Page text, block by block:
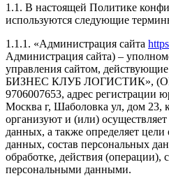
1.1. В настоящей Политике
используются следующие
1.1.1. «Администрация сайта
Администрация сайта) –
управления сайтом,
БИЗНЕС КЛУБ ЛОГИСТИК»,
9706007653, адрес регистрации
Москва г, Шаболовка ул, дом 23,
организуют и (или)
данных, а также определяет
данных, состав персональных
обработке, действия (операции),
персональными данными.